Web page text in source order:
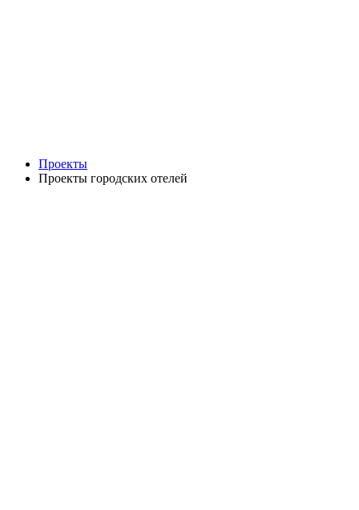
Проекты
Проекты городских отелей